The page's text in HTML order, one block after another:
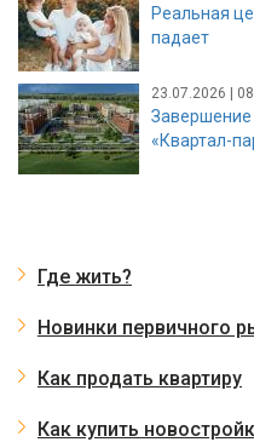
Реальная
падает
23.07.2026 |
Завершение
«Квартал-
Где жить?
Новинки первичного
Как продать квартиру
Как купить